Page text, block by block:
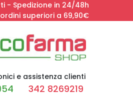
- Spedizione in 24/48h
superiori a 69,90€
e assistenza clienti
342 8269219